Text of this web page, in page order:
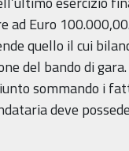
ad Euro
quello il cui
del bando di gara.
sommando i
deve